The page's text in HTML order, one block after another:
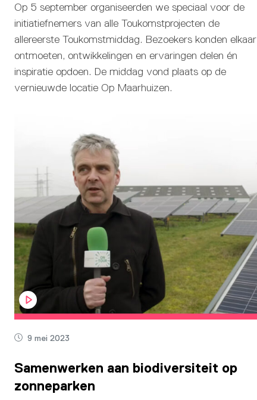
Op 5 september organiseerden we speciaal voor de
initiatiefnemers van alle Toukomstprojecten de
allereerste Toukomstmiddag. Bezoekers konden elkaar
ontmoeten, ontwikkelingen en ervaringen delen én
inspiratie opdoen. De middag vond plaats op de
vernieuwde locatie Op Maarhuizen.
9 mei 2023
Samenwerken aan biodiversiteit op
zonneparken